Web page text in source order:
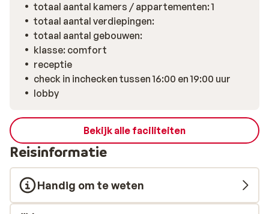
totaal aantal kamers / appartementen: 1
totaal aantal verdiepingen:
totaal aantal gebouwen:
klasse: comfort
receptie
check in inchecken tussen 16:00 en 19:00 uur
lobby
Bekijk alle faciliteiten
Reisinformatie
Handig om te weten